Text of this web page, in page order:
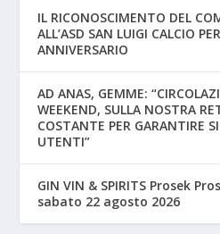
IL RICONOSCIMENTO DEL
ALL’ASD SAN LUIGI CALCIO
ANNIVERSARIO
AD ANAS, GEMME:
WEEKEND, SULLA NOSTRA
COSTANTE PER GARANTIRE
UTENTI”
GIN VIN & SPIRITS Prosek
sabato 22 agosto 2026